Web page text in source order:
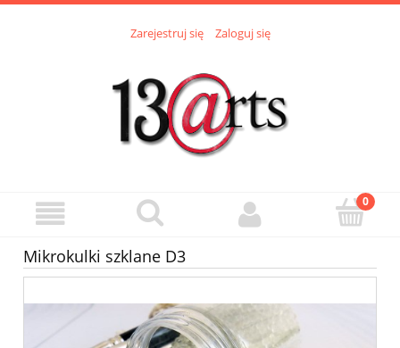
Zarejestruj się Zaloguj się
Mikrokulki szklane D3